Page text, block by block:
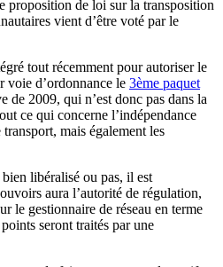
proposition de loi sur la transposition
vient d’être voté par le
tout récemment pour autoriser le
voie d’ordonnance le 3ème paquet
de 2009, qui n’est donc pas dans la
ce qui concerne l’indépendance
mais également les
libéralisé ou pas, il est
aura l’autorité de régulation,
le gestionnaire de réseau en terme
seront traités par une